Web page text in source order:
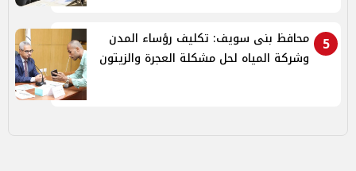
5
محافظ بنى سويف: تكليف رؤساء المدن
وشركة المياه لحل مشكلة العجرة والزيتون